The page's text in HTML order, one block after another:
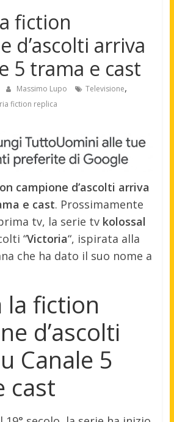
fiction
d’ascolti arriva
5 trama e cast
Massimo Lupo Televisione,
fiction replica
campione d’ascolti arriva
e cast. Prossimamente
tv, la serie tv kolossal
“Victoria“, ispirata alla
che ha dato il suo nome a
la fiction
d’ascolti
Canale 5
cast